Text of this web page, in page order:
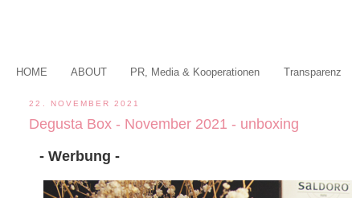
HOME ABOUT PR, Media & Kooperationen Transparenz
22. NOVEMBER 2021
Degusta Box - November 2021 - unboxing
- Werbung -